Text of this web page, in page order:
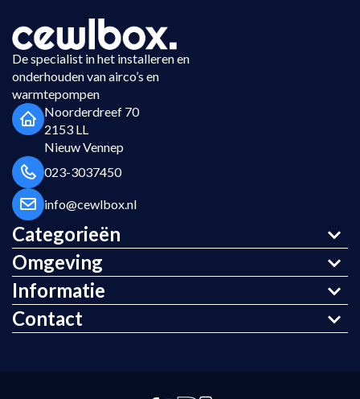
De specialist in het installeren en
onderhouden van airco’s en
warmtepompen
Noorderdreef 70
2153 LL
Nieuw Vennep
023-3037450
info@cewlbox.nl
Categorieën
Omgeving
Informatie
Contact